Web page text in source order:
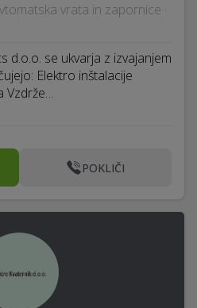
vrata in zapornice ·
d.o.o. se ukvarja z izvajanjem
Elektro inštalacije
Vzdrže…
POKLIČI